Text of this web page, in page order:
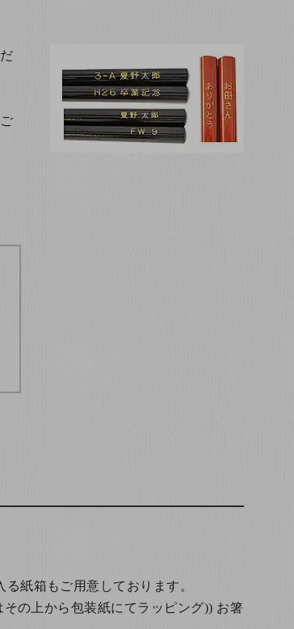
紙箱もご用意しております。
の上から包装紙にてラッピング)) お箸